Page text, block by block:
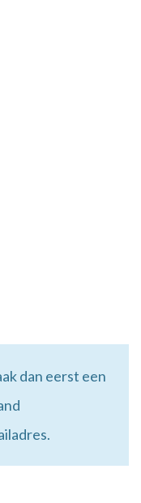
dan eerst een